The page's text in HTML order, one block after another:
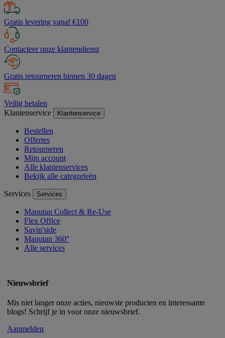
Gratis levering vanaf €100
Contacteer onze klantendienst
Gratis retourneren binnen 30 dagen
Veilig betalen
Klantenservice
Klantenservice
Bestellen
Offertes
Retourneren
Mijn account
Alle klantenservices
Bekijk alle categorieën
Services Services
Manutan Collect & Re-Use
Flex Office
Savin'side
Manutan 360°
Alle services
Nieuwsbrief
Mis niet langer onze acties, nieuwste producten en interessante
blogs! Schrijf je in voor onze nieuwsbrief.
Aanmelden